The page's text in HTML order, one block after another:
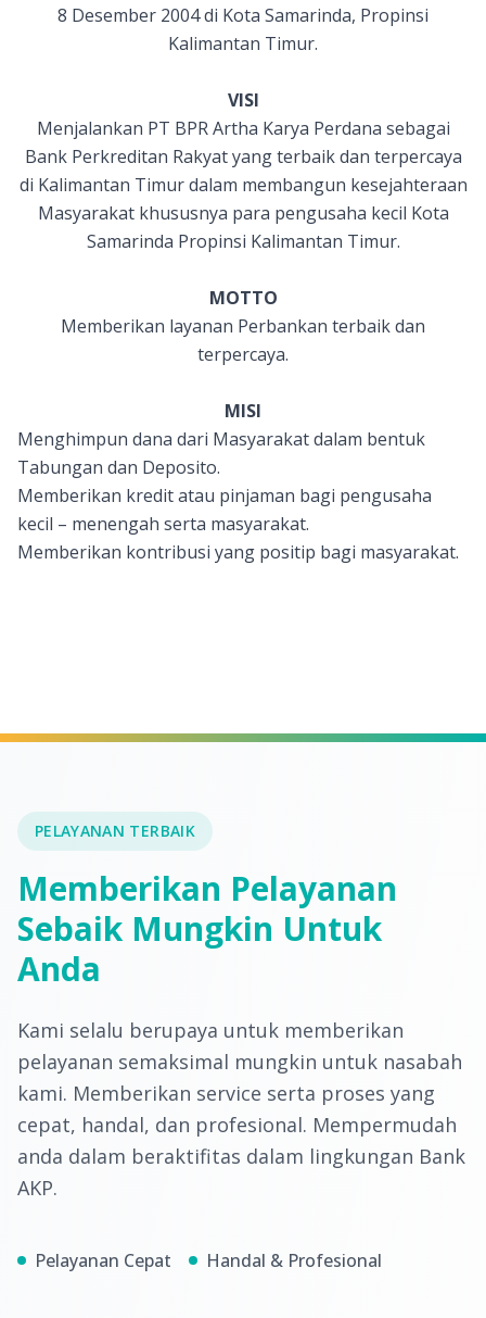
8 Desember 2004 di Kota Samarinda, Propinsi
Kalimantan Timur.
VISI
Menjalankan PT BPR Artha Karya Perdana sebagai
Bank Perkreditan Rakyat yang terbaik dan terpercaya
di Kalimantan Timur dalam membangun kesejahteraan
Masyarakat khususnya para pengusaha kecil Kota
Samarinda Propinsi Kalimantan Timur.
MOTTO
Memberikan layanan Perbankan terbaik dan
terpercaya.
MISI
Menghimpun dana dari Masyarakat dalam bentuk
Tabungan dan Deposito.
Memberikan kredit atau pinjaman bagi pengusaha
kecil – menengah serta masyarakat.
Memberikan kontribusi yang positip bagi masyarakat.
PELAYANAN TERBAIK
Memberikan Pelayanan
Sebaik Mungkin Untuk
Anda
Kami selalu berupaya untuk memberikan
pelayanan semaksimal mungkin untuk nasabah
kami. Memberikan service serta proses yang
cepat, handal, dan profesional. Mempermudah
anda dalam beraktifitas dalam lingkungan Bank
AKP.
Pelayanan Cepat Handal & Profesional